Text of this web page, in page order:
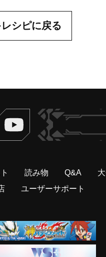
シピに戻る
ヴァンガードch
読み物 Q&A
ユーザーサポート